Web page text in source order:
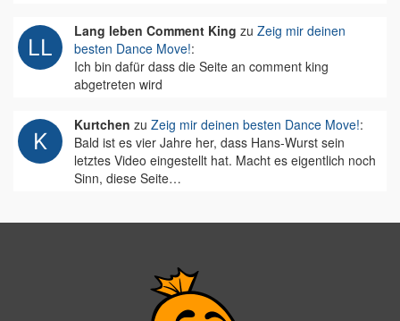
Lang leben Comment King zu Zeig mir deinen
besten Dance Move!:
Ich bin dafür dass die Seite an comment king
abgetreten wird
Kurtchen zu Zeig mir deinen besten Dance Move!:
Bald ist es vier Jahre her, dass Hans-Wurst sein
letztes Video eingestellt hat. Macht es eigentlich noch
Sinn, diese Seite…